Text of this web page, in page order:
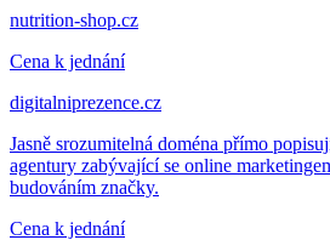
nutrition-shop.cz
Cena k jednání
digitalniprezence.cz
Jasně srozumitelná doména přímo
agentury zabývající se online
budováním značky.
Cena k jednání